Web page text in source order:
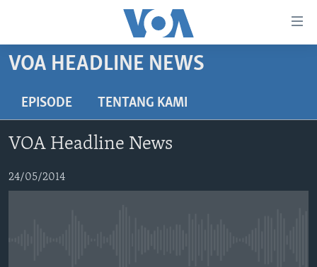
Akses
Utama
Lanjut
Navigasi
DUNIA
POLYGRAPH
DAFTAR PROGRAM
VOA HEADLINE NEWS
EPISODE TENTANG KAMI
VOA Headline News
24/05/2014